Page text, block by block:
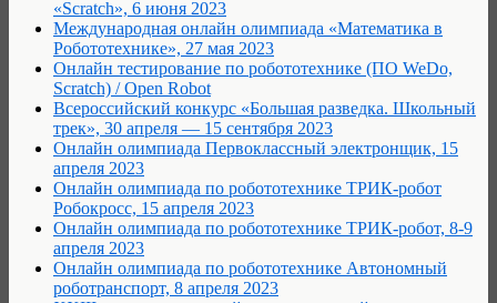
«Scratch», 6 июня 2023
Международная онлайн олимпиада «Математика в
Робототехнике», 27 мая 2023
Онлайн тестирование по робототехнике (ПО WeDo,
Scratch) / Open Robot
Всероссийский конкурс «Большая разведка. Школьный
трек», 30 апреля — 15 сентября 2023
Онлайн олимпиада Первоклассный электронщик, 15
апреля 2023
Онлайн олимпиада по робототехнике ТРИК-робот
Робокросс, 15 апреля 2023
Онлайн олимпиада по робототехнике ТРИК-робот, 8-9
апреля 2023
Онлайн олимпиада по робототехнике Автономный
роботранспорт, 8 апреля 2023